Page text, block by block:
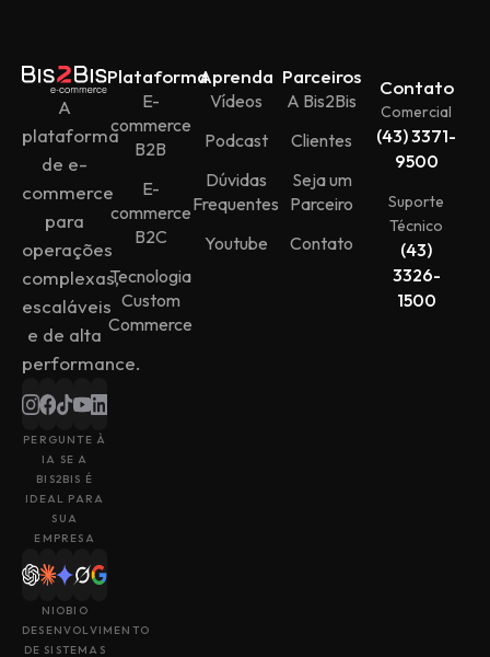
A
plataforma
de e-
commerce
para
operações
complexas,
escaláveis
e de alta
performance.
PERGUNTE À
IA SE A
BIS2BIS É
IDEAL PARA
SUA
EMPRESA
NIOBIO
DESENVOLVIMENTO
DE SISTEMAS
Plataforma
E-
commerce
B2B
E-
commerce
B2C
Tecnologia
Custom
Commerce
Aprenda
Vídeos
Podcast
Dúvidas
Frequentes
Youtube
Parceiros
A Bis2Bis
Clientes
Seja um
Parceiro
Contato
Contato
Comercial
(43) 3371-
9500
Suporte
Técnico
(43)
3326-
1500